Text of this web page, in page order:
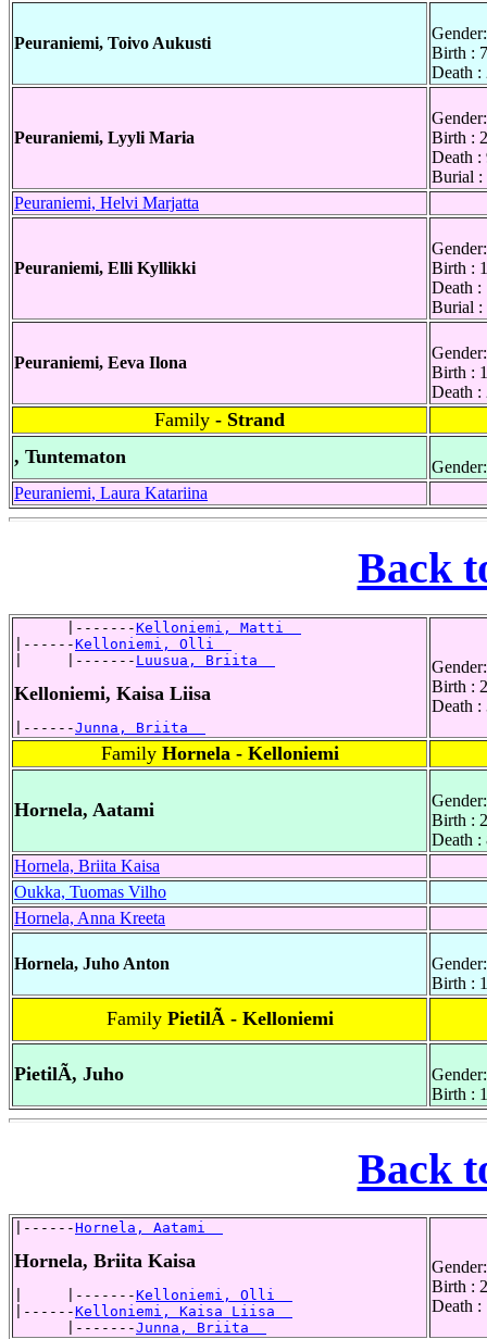
Peuraniemi, Toivo Aukusti
Birth :
Death :
Peuraniemi, Lyyli Maria
Birth :
Death :
Burial :
Peuraniemi, Helvi Marjatta
Peuraniemi, Elli Kyllikki
Birth :
Death :
Burial :
Peuraniemi, Eeva Ilona
Birth :
Death :
Family - Strand
, Tuntematon
Peuraniemi, Laura Katariina
Back
      |-------
Kelloniemi, Matti
|------Kelloniemi, Olli
|     |------- Luusua, Briita
Kelloniemi, Kaisa Liisa
|------Junna, Briita
Birth :
Death :
Family Hornela - Kelloniemi
Hornela, Aatami
Birth :
Death :
Hornela, Briita Kaisa
Oukka, Tuomas Vilho
Hornela, Anna Kreeta
Hornela, Juho Anton
Birth :
Family PietilÃ - Kelloniemi
PietilÃ, Juho
Birth :
Back
|------Hornela, Aatami
Hornela, Briita Kaisa
|     |-------Kelloniemi, Olli
|------Kelloniemi, Kaisa Liisa
      |-------
Junna, Briita
Birth :
Death :